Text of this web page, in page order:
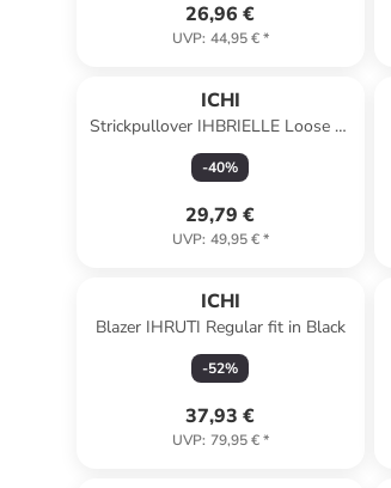
26,96 €
UVP: 44,95 €*
ICHI
Strickpullover IHBRIELLE Loose fit
in Oatmeal w. Green Tea
-40%
29,79 €
UVP: 49,95 €*
ICHI
Blazer IHRUTI Regular fit in Black
-52%
37,93 €
UVP: 79,95 €*